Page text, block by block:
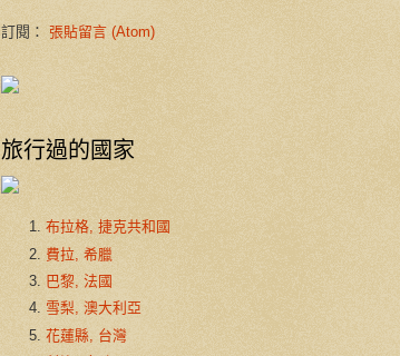
訂閱： 張貼留言 (Atom)
旅行過的國家
布拉格, 捷克共和國
費拉, 希臘
巴黎, 法國
雪梨, 澳大利亞
花蓮縣, 台灣